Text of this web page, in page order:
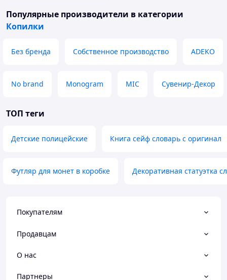
Популярные производители в категории
Копилки
Без бренда Собственное производство ADEKO
No brand Monogram MIC Сувенир-Декор
ТОП теги
Детские полицейские Книга сейф словарь с оригинал
Футляр для монет в коробке Декоративная статуэтка
Покупателям
Продавцам
О нас
Партнеры